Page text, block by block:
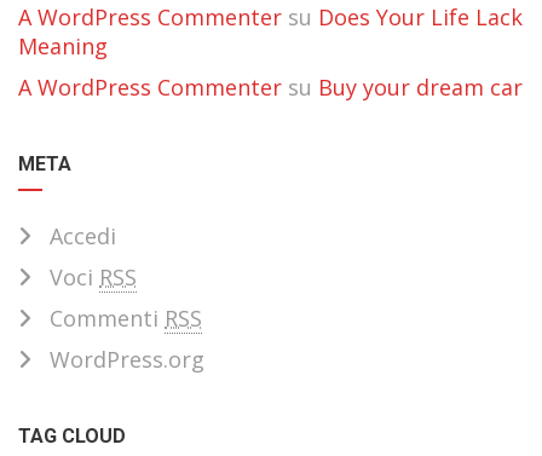
A WordPress Commenter su Does Your Life Lack
Meaning
A WordPress Commenter su Buy your dream car
META
Accedi
Voci RSS
Commenti RSS
WordPress.org
TAG CLOUD